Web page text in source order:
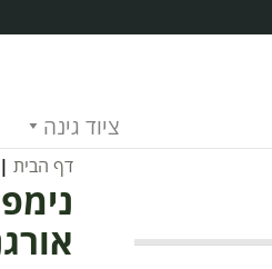
ציוד גינה
דף הבית|
אורגני 680 סמ"ק